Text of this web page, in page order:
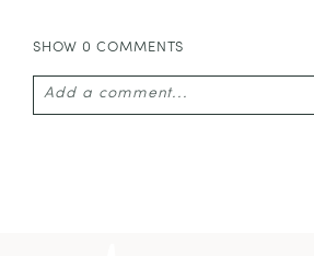
SHOW 0 COMMENTS
Add a comment...